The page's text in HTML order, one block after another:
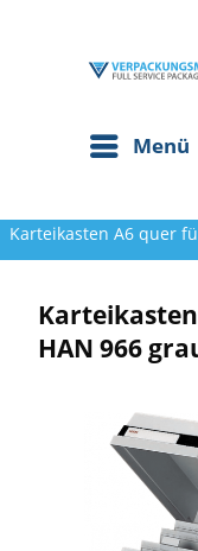
Menü
Karteikasten A6 quer
HAN 966